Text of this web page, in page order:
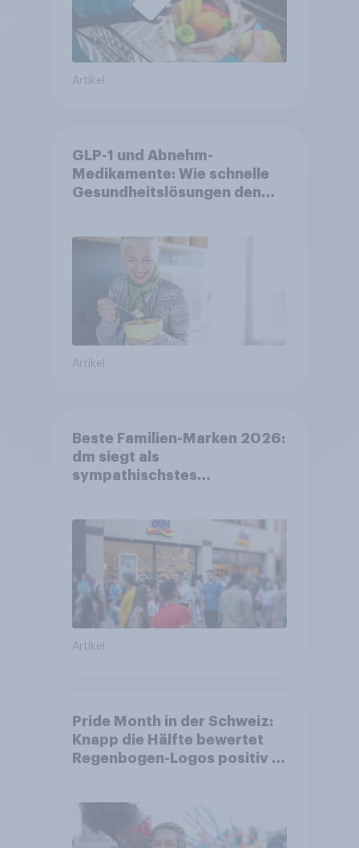
Artikel
GLP-1 und Abnehm-
Medikamente: Wie schnelle
Gesundheitslösungen den
Artikel
Beste Familien-Marken 2026:
dm siegt als
sympathischstes
Artikel
Pride Month in der Schweiz:
Knapp die Hälfte bewertet
Regenbogen-Logos positiv –